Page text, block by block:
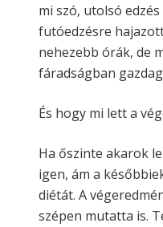
mi szó, utolsó
futóedzésre
nehezebb órák, de
fáradságban
És hogy mi lett a
Ha őszinte akarok
igen, ám a
diétát. A
szépen mutatta is.